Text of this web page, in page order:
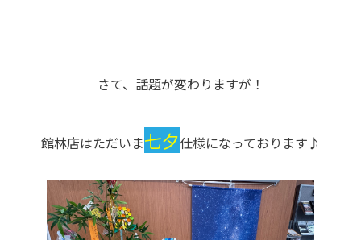
さて、話題が変わりますが！
館林店はただいま七夕仕様になっております♪